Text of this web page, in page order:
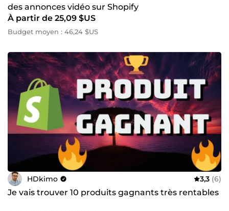
des annonces vidéo sur Shopify
À partir de 25,09 $US
Budget moyen : 46,24 $US
HDkimo 3,3 (6)
Je vais trouver 10 produits gagnants très rentables